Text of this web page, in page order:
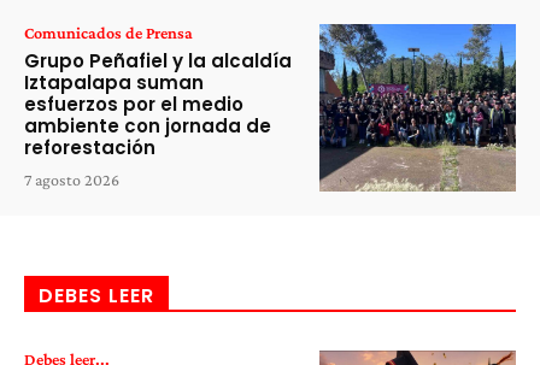
Comunicados de Prensa
Grupo Peñafiel y la alcaldía
Iztapalapa suman
esfuerzos por el medio
ambiente con jornada de
reforestación
7 agosto 2026
DEBES LEER
Debes leer...